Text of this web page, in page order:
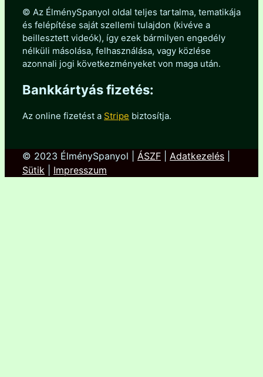
© Az ÉlménySpanyol oldal teljes tartalma, tematikája
és felépítése saját szellemi tulajdon (kivéve a
beillesztett videók), így ezek bármilyen engedély
nélküli másolása, felhasználása, vagy közlése
azonnali jogi következményeket von maga után.
Bankkártyás fizetés:
Az online fizetést a Stripe biztosítja.
© 2023 ÉlménySpanyol | ÁSZF Adatkezelés
Sütik
Impresszum